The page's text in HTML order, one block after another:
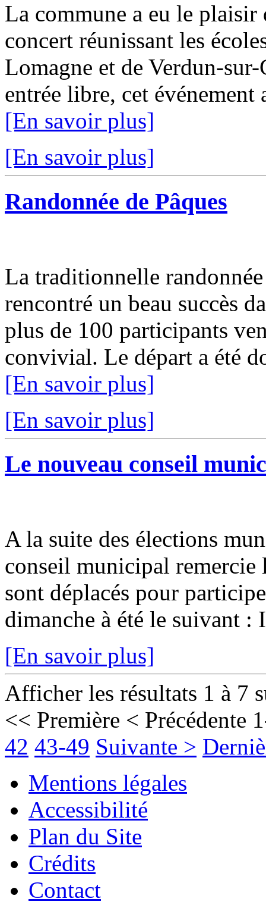
La commune a eu le
concert réunissant les
Lomagne et de Verdun-
entrée libre, cet événement
[En savoir plus]
[En savoir plus]
Randonnée de Pâques
La traditionnelle
rencontré un beau succès
plus de 100 participants
convivial. Le départ a été
[En savoir plus]
[En savoir plus]
Le nouveau conseil
A la suite des élections
conseil municipal remercie
sont déplacés pour
dimanche à été le suivant :
[En savoir plus]
Afficher les résultats 1 à 7
<< Première < Précédente
42 43-49 Suivante >
Mentions légales
Accessibilité
Plan du Site
Crédits
Contact